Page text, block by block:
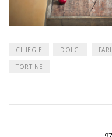
CILIEGIE DOLCI
TORTINE